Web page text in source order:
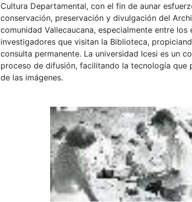
Cultura Departamental, con el fin de aunar
conservación, preservación y divulgación del
comunidad Vallecaucana, especialmente entre los
investigadores que visitan la Biblioteca,
consulta permanente. La universidad Icesi es un
proceso de difusión, facilitando la tecnología que
de las imágenes.